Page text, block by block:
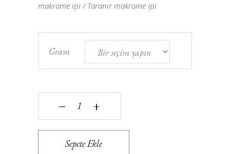
makrome ipi / Taranır makrome ipi
Gram
Colorful Siyah - 4 mm - 3 Büküm - Makrome ipi
‒ +
Sepete Ekle